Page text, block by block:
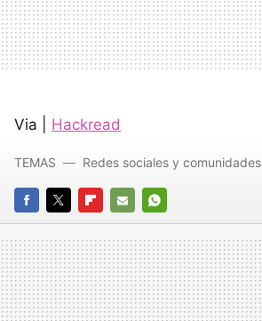
Via | Hackread
FACEBOOK
TWITTERFLIPBOARD
E-
MAIL
WHATSAPP
TEMAS Redes sociales y comunidades